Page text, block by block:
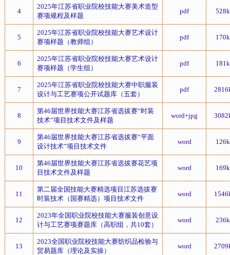
4
2025年江苏省职业院校技能大赛美术造型
赛项规程及样题
pdf 528k
5
2025年江苏省职业院校技能大赛艺术设计
赛项样题（教师组）
pdf 170k
6
2025年江苏省职业院校技能大赛艺术设计
赛项样题（学生组）
pdf 181k
7
2025年江苏省职业院校技能大赛中职服装
设计与工艺赛项公开试题库（五套）
pdf
8
第46届世界技能大赛江苏省选拔赛“时装
技术”项目技术文件及样题
word+jpg
9
第46届世界技能大赛江苏省选拔赛“平面
设计技术”项目技术文件
word 126k
10
第46届世界技能大赛江苏省选拔赛花艺项
目技术文件及样题
word 169k
11
第二届全国技能大赛精选项目江苏选拔赛
时装技术（国赛精选）项目技术文件
word
12
2023年全国职业院校技能大赛服装创意设
计与工艺赛项赛题库（高职组，共10套）
word 236k
13
2023全国职业院校技能大赛纺织品检验与
贸易题库（理论及实操）
word